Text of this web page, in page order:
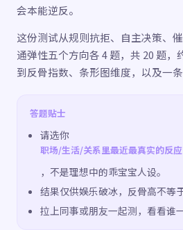
会本能逆反。
这份测试从规则抗拒、自主决策、
通弹性五个方向各 4 题，共 20 题，
到反骨指数、条形图维度，以及一
答题贴士
请选你
职场/生活/关系里最近最真实的反应
，不是理想中的乖宝宝人设。
结果仅供娱乐破冰，反骨高不等
拉上同事或朋友一起测，看看谁